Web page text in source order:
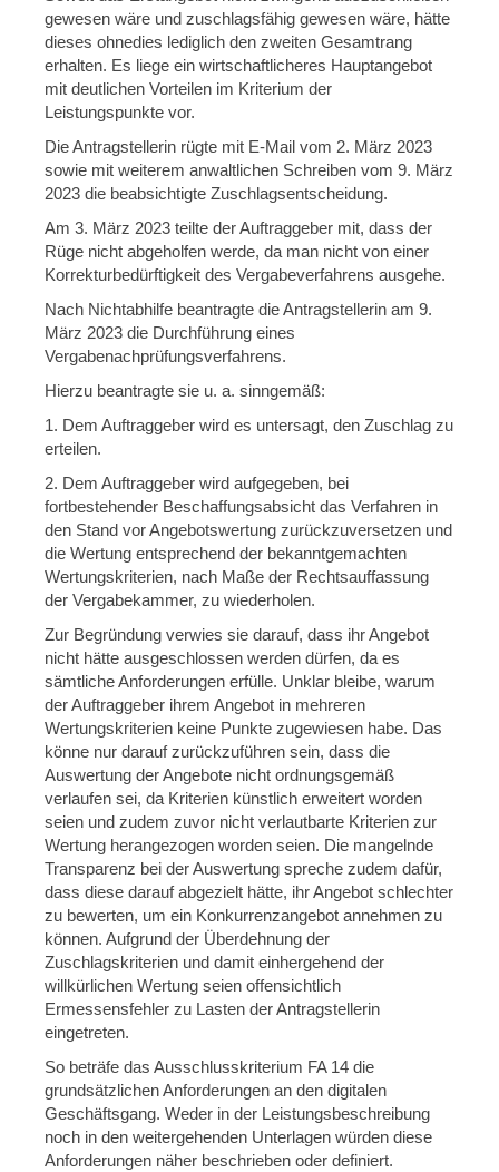
gewesen wäre und zuschlagsfähig gewesen wäre, hätte
dieses ohnedies lediglich den zweiten Gesamtrang
erhalten. Es liege ein wirtschaftlicheres Hauptangebot
mit deutlichen Vorteilen im Kriterium der
Leistungspunkte vor.
Die Antragstellerin rügte mit E-Mail vom 2. März 2023
sowie mit weiterem anwaltlichen Schreiben vom 9. März
2023 die beabsichtigte Zuschlagsentscheidung.
Am 3. März 2023 teilte der Auftraggeber mit, dass der
Rüge nicht abgeholfen werde, da man nicht von einer
Korrekturbedürftigkeit des Vergabeverfahrens ausgehe.
Nach Nichtabhilfe beantragte die Antragstellerin am 9.
März 2023 die Durchführung eines
Vergabenachprüfungsverfahrens.
Hierzu beantragte sie u. a. sinngemäß:
1. Dem Auftraggeber wird es untersagt, den Zuschlag zu
erteilen.
2. Dem Auftraggeber wird aufgegeben, bei
fortbestehender Beschaffungsabsicht das Verfahren in
den Stand vor Angebotswertung zurückzuversetzen und
die Wertung entsprechend der bekanntgemachten
Wertungskriterien, nach Maße der Rechtsauffassung
der Vergabekammer, zu wiederholen.
Zur Begründung verwies sie darauf, dass ihr Angebot
nicht hätte ausgeschlossen werden dürfen, da es
sämtliche Anforderungen erfülle. Unklar bleibe, warum
der Auftraggeber ihrem Angebot in mehreren
Wertungskriterien keine Punkte zugewiesen habe. Das
könne nur darauf zurückzuführen sein, dass die
Auswertung der Angebote nicht ordnungsgemäß
verlaufen sei, da Kriterien künstlich erweitert worden
seien und zudem zuvor nicht verlautbarte Kriterien zur
Wertung herangezogen worden seien. Die mangelnde
Transparenz bei der Auswertung spreche zudem dafür,
dass diese darauf abgezielt hätte, ihr Angebot schlechter
zu bewerten, um ein Konkurrenzangebot annehmen zu
können. Aufgrund der Überdehnung der
Zuschlagskriterien und damit einhergehend der
willkürlichen Wertung seien offensichtlich
Ermessensfehler zu Lasten der Antragstellerin
eingetreten.
So beträfe das Ausschlusskriterium FA 14 die
grundsätzlichen Anforderungen an den digitalen
Geschäftsgang. Weder in der Leistungsbeschreibung
noch in den weitergehenden Unterlagen würden diese
Anforderungen näher beschrieben oder definiert.